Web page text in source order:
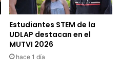
Estudiantes STEM de la
UDLAP destacan en el
MUTVI 2026
hace 1 día